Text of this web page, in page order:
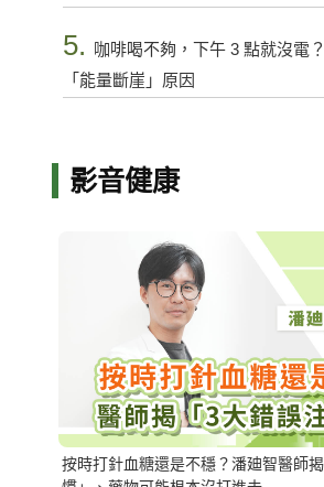
5.
咖啡喝不夠，下午 3 點就沒電
「能量斷崖」原因
影音健康
按時打針血糖還是不穩？潘廸智醫師